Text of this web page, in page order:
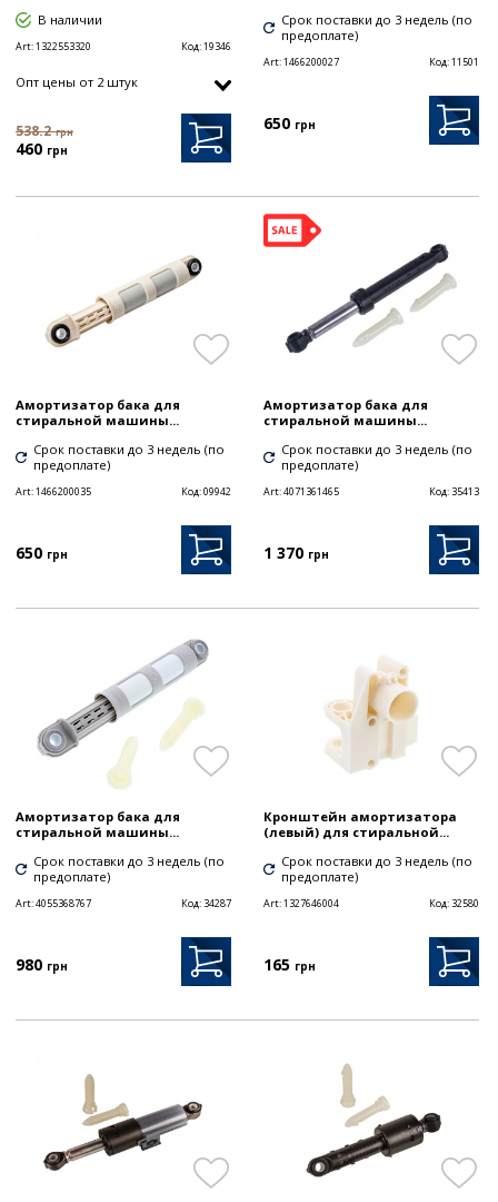
В наличии
Art:1322553320 Код:19346
Опт цены от 2 штук
538.2 грн
460 грн
Срок поставки до 3 недель (по
предоплате)
Art:1466200027 Код:11501
650 грн
Амортизатор бака для
стиральной машины...
Срок поставки до 3 недель (по
предоплате)
Art:1466200035 Код:09942
650 грн
Амортизатор бака для
стиральной машины...
Срок поставки до 3 недель (по
предоплате)
Art:4071361465 Код: 35413
1 370 грн
Амортизатор бака для
стиральной машины...
Срок поставки до 3 недель (по
предоплате)
Art:4055368767 Код: 34287
980 грн
Кронштейн амортизатора
(левый) для стиральной...
Срок поставки до 3 недель (по
предоплате)
Art:1327646004 Код: 32580
165 грн